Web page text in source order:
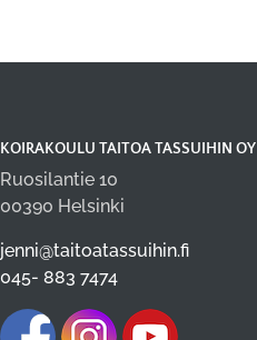
KOIRAKOULU TAITOA TASSUIHIN OY
Ruosilantie 10
00390 Helsinki
jenni@taitoatassuihin.fi
045- 883 7474